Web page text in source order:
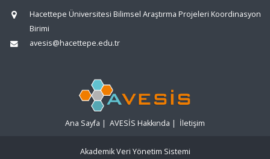
Hacettepe Üniversitesi Bilimsel Araştırma Projeleri Koordinasyon
Birimi
avesis@hacettepe.edu.tr
Ana Sayfa | AVESİS Hakkında | İletişim
Akademik Veri Yönetim Sistemi